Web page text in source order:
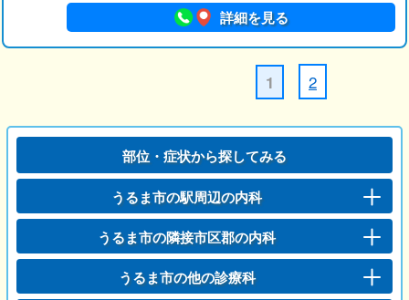
詳細を見る
1 2
部位・症状から探してみる
うるま市の駅周辺の内科
うるま市の隣接市区郡の内科
うるま市の他の診療科